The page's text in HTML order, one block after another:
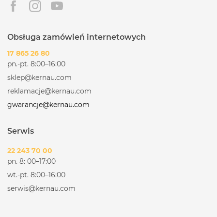
Kolor: Czarny
Funkcjonalność
Możliwość pracy jako pochłaniacz lub wyciąg:
Tak
Sterowanie dotykowe: Tak
Wyświetlacz w kolorze białym: Tak
Oświetlenie: Listwa LED
Ilość / moc żarówek: 1 x 3,5W
Timer: Tak
Szczelinowy system zasysania oparów: Tak
Filtry aluminiowe: Tak
Obsługa zamówień internetowych
17 865 26 80
pn.-pt. 8:00–16:00
sklep@kernau.com
reklamacje@kernau.com
gwarancje@kernau.com
Serwis
22 243 70 00
pn. 8: 00–17:00
wt.-pt. 8:00–16:00
serwis@kernau.com